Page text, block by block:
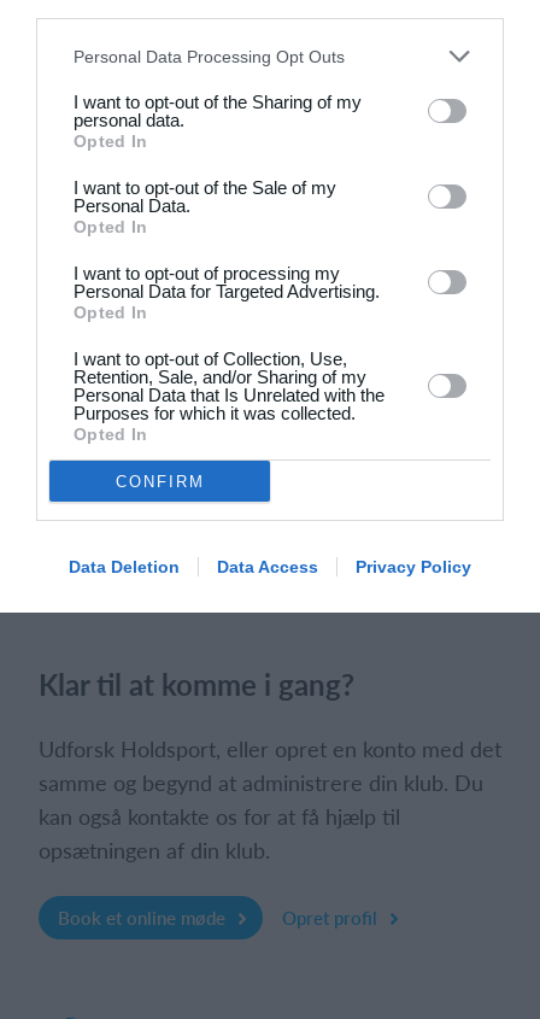
disclose it to other third parties.
Personal Data Processing Opt Outs
I want to opt-out of the Sharing of my
personal data.
Opted In
I want to opt-out of the Sale of my
Personal Data.
Opted In
I want to opt-out of processing my
Personal Data for Targeted Advertising.
Opted In
I want to opt-out of Collection, Use,
Retention, Sale, and/or Sharing of my
Personal Data that Is Unrelated with the
Purposes for which it was collected.
Opted In
CONFIRM
Data Deletion Data Access Privacy Policy
Drengene
Fuglebjerg IF Oldboys 1 4 Slagelse B&I
18. juni
BKSK-06 4 2
ABB Veteran 3 0
Klar til at komme i gang?
Udforsk Holdsport, eller opret en konto med det
samme og begynd at administrere din klub. Du
kan også kontakte os for at få hjælp til
opsætningen af din klub.
Book et online møde Opret profil